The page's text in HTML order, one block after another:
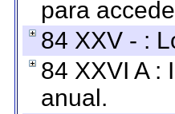
para
84 XXV - :
84 XXVI A :
anual.